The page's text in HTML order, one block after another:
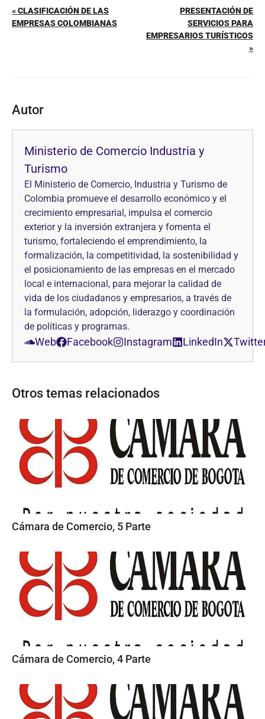
« CLASIFICACIÓN DE LAS
EMPRESAS COLOMBIANAS
PRESENTACIÓN DE
SERVICIOS PARA
EMPRESARIOS TURÍSTICOS
»
Autor
Ministerio de Comercio Industria y
Turismo
El Ministerio de Comercio, Industria y Turismo de
Colombia promueve el desarrollo económico y el
crecimiento empresarial, impulsa el comercio
exterior y la inversión extranjera y fomenta el
turismo, fortaleciendo el emprendimiento, la
formalización, la competitividad, la sostenibilidad y
el posicionamiento de las empresas en el mercado
local e internacional, para mejorar la calidad de
vida de los ciudadanos y empresarios, a través de
la formulación, adopción, liderazgo y coordinación
de políticas y programas.
Web Facebook Instagram LinkedIn
Otros temas relacionados
Cámara de Comercio, 5 Parte
Cámara de Comercio, 4 Parte